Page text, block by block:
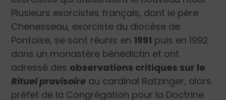
Plusieurs exorcistes français, dont le père
Chenesseau, exorciste du diocèse de
Pontoise, se sont réunis en 1991 puis en 1992
dans un monastère bénédictin et ont
adressé des observations critiques sur le
Rituel provisoire au cardinal Ratzinger, alors
préfet de la Congrégation pour la Doctrine